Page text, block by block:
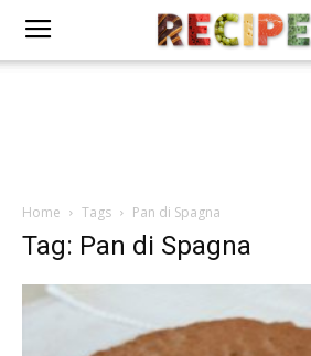
Home Tags Pan di Spagna
Tag: Pan di Spagna